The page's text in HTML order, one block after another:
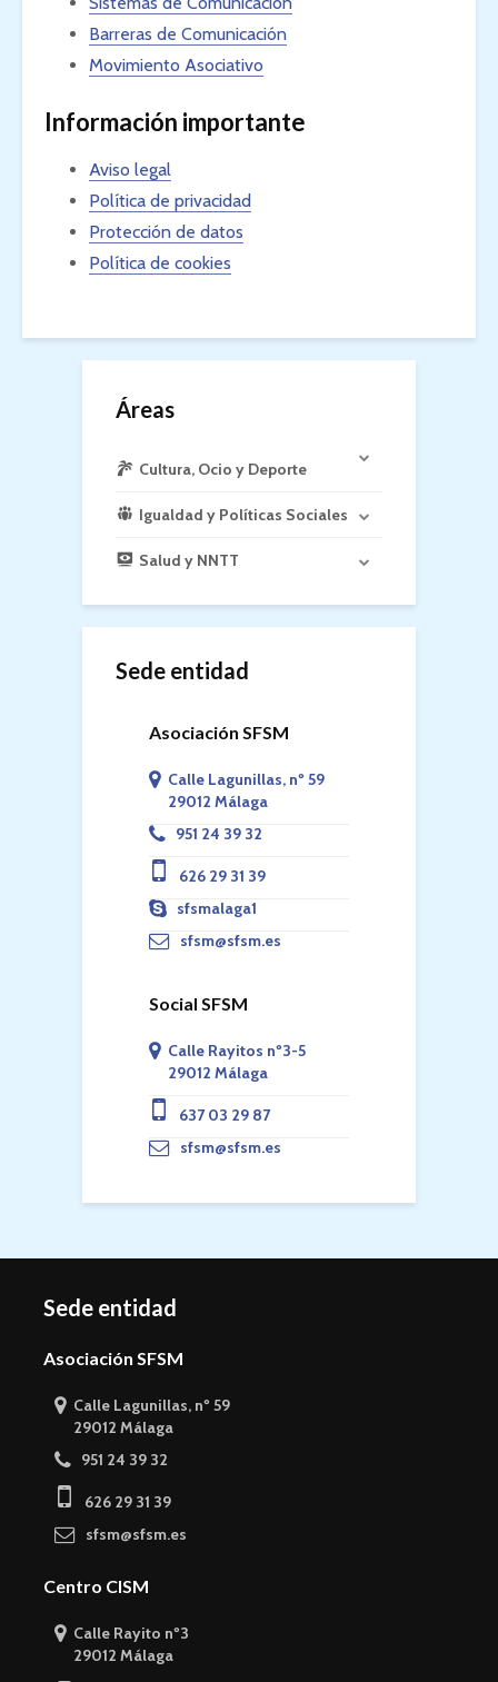
Barreras de Comunicación
Movimiento Asociativo
Información importante
Aviso legal
Política de privacidad
Protección de datos
Política de cookies
Áreas
Cultura, Ocio y Deporte
Igualdad y Políticas Sociales
Salud y NNTT
Sede entidad
Asociación SFSM
Calle Lagunillas, nº 59
29012 Málaga
951 24 39 32
626 29 31 39
sfsmalaga1
sfsm@sfsm.es
Social SFSM
Calle Rayitos nº3-5
29012 Málaga
637 03 29 87
sfsm@sfsm.es
Sede entidad
Asociación SFSM
Calle Lagunillas, nº 59
29012 Málaga
951 24 39 32
626 29 31 39
sfsm@sfsm.es
Centro CISM
Calle Rayito nº3
29012 Málaga